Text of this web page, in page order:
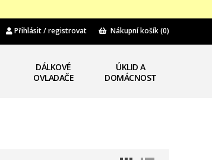
Přihlásit / registrovat Nákupní košík(0)
DÁLKOVÉ
OVLADAČE
ÚKLID A
DOMÁCNOST